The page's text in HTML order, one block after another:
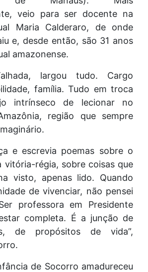
veio para ser docente na
Maria Calderaro, de onde
e, desde então, são 31 anos
amazonense.
largou tudo. Cargo
família. Tudo em troca
intrínseco de lecionar no
região que sempre
e escrevia poemas sobre o
vitória-régia, sobre coisas que
visto, apenas lido. Quando
de vivenciar, não pensei
professora em Presidente
completa. É a junção de
de propósitos de vida”,
de Socorro amadureceu